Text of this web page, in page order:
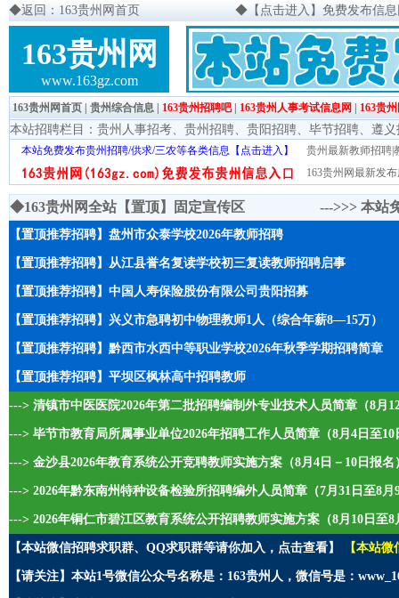
◆返回：163贵州网首页 ◆ 【点击进入】免费发布信
163贵州网
www.163gz.com
163贵州网首页 贵州综合信息 163贵州招聘吧| 163贵州人事考试信息网 163贵
本站招聘栏目： 贵州人事招考、 贵州招聘、 贵阳招聘、 毕节招聘、 遵义
本站免费发布贵州招聘/供求/三农等各类信息【点击进入】
贵州最新教师招聘|
163贵州网最新发
◆163贵州网全站【置顶】固定宣传区 --->>> 本站
【置顶推荐招聘】盘州市众泰学校2026年教师招聘
【置顶推荐招聘】从江县誉名复读学校初三复读教师招聘启事
【置顶推荐招聘】中国人寿保险股份有限公司贵阳招募
【置顶推荐招聘】兴义市急聘初中物理教师1人（综合年薪8—15万）
【置顶推荐招聘】黔西市水西中等职业学校2026年秋季学期招聘简章
【置顶推荐招聘】平坝区枫林高中招聘教师
---> 清镇市中医医院2026年第二批招聘编制外专业技术人员简章（8月
---> 毕节市教育局所属事业单位2026年招聘工作人员简章（8月4日至10
---> 金沙县2026年教育系统公开竞聘教师实施方案（8月4日－10日报名
---> 2026年黔东南州特种设备检验所招聘编外人员简章（7月31日至8月
---> 2026年铜仁市碧江区教育系统公开招聘教师实施方案（8月10日至8
【本站微信招聘求职群、QQ求职群等请你加入，点击查看】 【本站
【请关注】本站1号微信公众号名称是：163贵州人，微信号是：